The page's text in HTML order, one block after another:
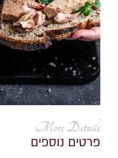
More Details
פרטים נוספים